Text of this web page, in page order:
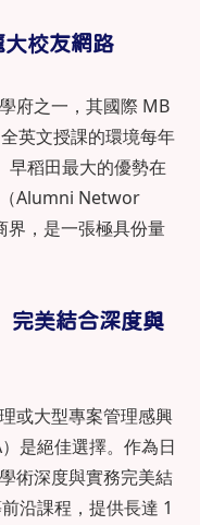
校友網路
府之一，其國際 MB
英文授課的環境每年
早稻田最大的優勢在
Alumni Networ
界，是一張極具份量
完美結合深度與
或大型專案管理感興
是絕佳選擇。作為日
術深度與實務完美結
沿課程，提供長達 1